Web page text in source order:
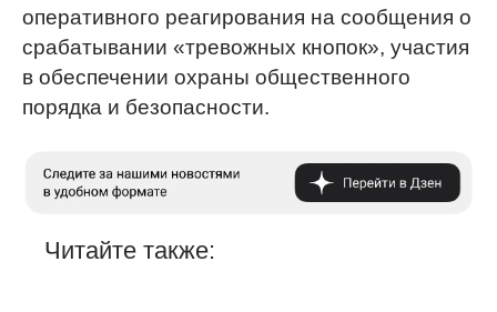
оперативного реагирования на сообщения о
срабатывании «тревожных кнопок», участия
в обеспечении охраны общественного
порядка и безопасности.
Читайте также: